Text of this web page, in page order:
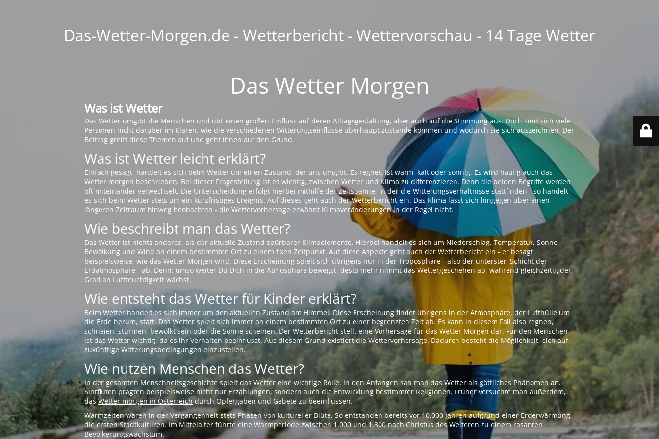
Das-Wetter-Morgen.de - Wetterbericht - Wettervorschau - 14 Tage Wetter
Das Wetter Morgen
Was ist Wetter
Das Wetter umgibt die Menschen und übt einen großen Einfluss auf deren Alltagsgestaltung, aber auch auf die Stimmung aus. Doch sind sich viele
Personen nicht darüber im Klaren, wie die verschiedenen Witterungseinflüsse überhaupt zustande kommen und wodurch sie sich auszeichnen. Der
Beitrag greift diese Themen auf und geht ihnen auf den Grund.
Was ist Wetter leicht erklärt?
Einfach gesagt, handelt es sich beim Wetter um einen Zustand, der uns umgibt. Es regnet, ist warm, kalt oder sonnig. Es wird häufig auch das
Wetter morgen beschrieben. Bei dieser Fragestellung ist es wichtig, zwischen Wetter und Klima zu differenzieren. Denn die beiden Begriffe werden
oft miteinander verwechselt. Die Unterscheidung erfolgt hierbei mithilfe der Zeitspanne, in der die Witterungsverhältnisse stattfinden - so handelt
es sich beim Wetter stets um ein kurzfristiges Ereignis. Auf dieses geht auch der Wetterbericht ein. Das Klima lässt sich hingegen über einen
längeren Zeitraum hinweg beobachten - die Wettervorhersage erwähnt Klimaveränderungen in der Regel nicht.
Wie beschreibt man das Wetter?
Das Wetter ist nichts anderes, als der aktuelle Zustand spürbarer Klimaelemente. Hierbei handelt es sich um Niederschlag, Temperatur, Sonne,
Bewölkung und Wind an einem bestimmten Ort zu einem fixen Zeitpunkt. Auf diese Aspekte geht auch der Wetterbericht ein - er besagt
beispielsweise, wie das Wetter Morgen wird. Diese Erscheinung spielt sich übrigens nur in der Troposphäre - also der untersten Schicht der
Erdatmosphäre - ab. Denn: umso weiter Du Dich in die Atmosphäre bewegst, desto mehr nimmt das Wettergeschehen ab, während gleichzeitig der
Grad an Luftfeuchtigkeit wächst.
Wie entsteht das Wetter für Kinder erklärt?
Beim Wetter handelt es sich immer um den aktuellen Zustand am Himmel. Diese Erscheinung findet übrigens in der Atmosphäre, der Lufthülle um
die Erde herum, statt. Das Wetter spielt sich immer an einem bestimmten Ort zu einer begrenzten Zeit ab. Es kann in diesem Fall also regnen,
schneien, stürmen, bewölkt sein oder die Sonne scheinen. Der Wetterbericht stellt eine Vorhersage für das Wetter Morgen dar. Für den Menschen
ist das Wetter wichtig, da es ihr Verhalten beeinflusst. Aus diesem Grund existiert die Wettervorhersage. Dadurch besteht die Möglichkeit, sich auf
zukünftige Witterungsbedingungen einzustellen.
Wie nutzen Menschen das Wetter?
In der gesamten Menschheitsgeschichte spielt das Wetter eine wichtige Rolle. In den Anfängen sah man das Wetter als göttliches Phänomen an.
Sintfluten prägten beispielsweise nicht nur Erzählungen, sondern auch die Entwicklung bestimmter Religionen. Früher versuchte man außerdem,
dasWetter morgen in Österreichdurch Opfergaben und Gebete zu beeinflussen.
Warmzeiten waren in der Vergangenheit stets Phasen von kultureller Blüte. So entstanden bereits vor 10.000 Jahren aufgrund einer Erderwärmung
die ersten Stadtkulturen. Im Mittelalter führte eine Warmperiode zwischen 1.000 und 1.300 nach Christus des Weiteren zu einem rasanten
Bevölkerungswachstum.